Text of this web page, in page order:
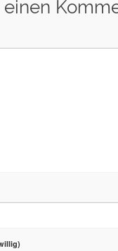
einen